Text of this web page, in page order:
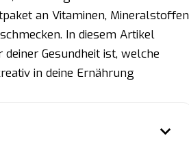
an Vitaminen, Mineralstoffen
In diesem Artikel
Gesundheit ist, welche
in deine Ernährung